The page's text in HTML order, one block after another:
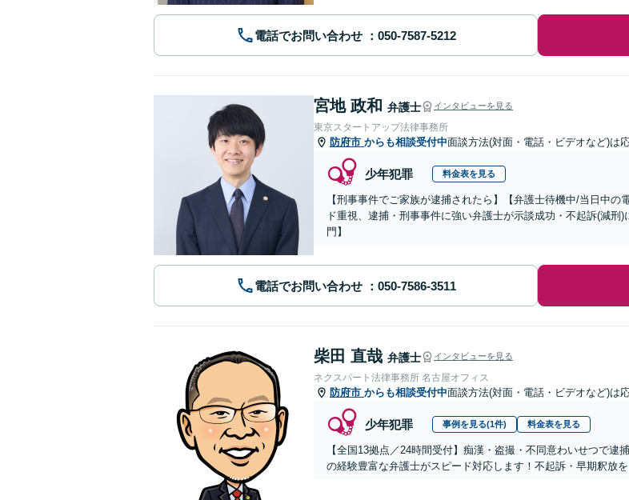
電話でお問い合わせ
宮地 政和 弁護士 インタビューを見る
東京スタートアップ法律事務所
防府市 からも相談受付中面談方法(対面・電話・ビデオなど)は
少年犯罪 料金表を見る
【刑事事件でご家族が逮捕されたら】【弁護士待機中/当日中
ド重視、逮捕・刑事事件に強い弁護士が示談成功・不起訴(減
門】
電話でお問い合わせ
柴田 直哉 弁護士 インタビューを見る
ネクスパート法律事務所 名古屋オフィス
防府市 からも相談受付中面談方法(対面・電話・ビデオなど)は
少年犯罪 事例を見る(1件) 料金表を見る
【全国13拠点／24時間受付】痴漢・盗撮・不同意わいせつで
の経験豊富な弁護士がスピード対応します！不起訴・早期釈放